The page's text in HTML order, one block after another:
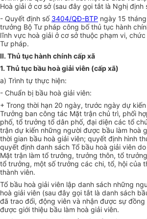
Hoà giải ở cơ sở (sau đây gọi tắt là Nghị định
- Quyết định số 3404/QĐ-BTP ngày 15
trưởng Bộ Tư pháp công bố thủ tục hành
lĩnh vực hoà giải ở cơ sở thuộc phạm vi,
Tư pháp.
II. Thủ tục hành chính cấp xã
1. Thủ tục bầu hoà giải viên (cấp xã)
a) Trình tự thực hiện:
- Chuẩn bị bầu hoà giải viên:
+ Trong thời hạn 20 ngày, trước ngày dự
Trưởng ban công tác Mặt trận chủ trì, phối
phố, tổ trưởng tổ dân phố, đại diện các tổ
trận dự kiến những người được bầu làm hoà
thời gian bầu hoà giải viên; quyết định hình
quyết định danh sách Tổ bầu hoà giải viên
Mặt trận làm tổ trưởng, trưởng thôn, tổ
tổ trưởng, một số trưởng các chi, tổ, hội của
thành viên.
Tổ bầu hoà giải viên lập danh sách những
hoà giải viên (sau đây gọi tắt là danh sách
đã trao đổi, động viên và nhận được sự
được giới thiệu bầu làm hoà giải viên.